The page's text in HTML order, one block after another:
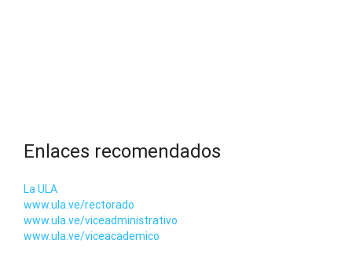
Enlaces recomendados
La ULA
www.ula.ve/rectorado
www.ula.ve/viceadministrativo
www.ula.ve/viceacademico